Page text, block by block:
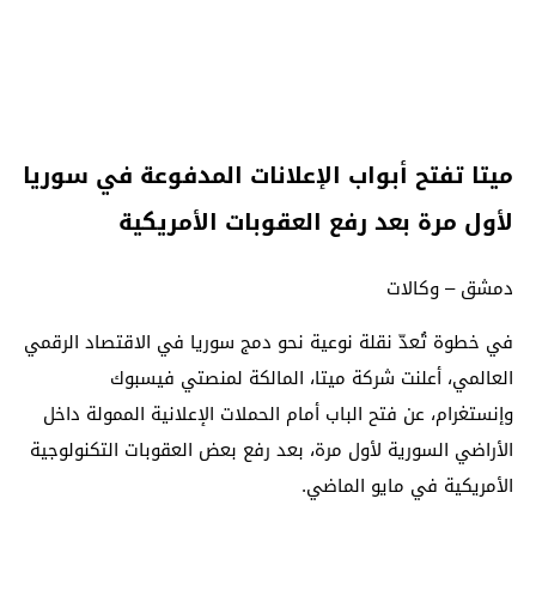
ميتا تفتح أبواب الإعلانات المدفوعة في سوريا
لأول مرة بعد رفع العقوبات الأمريكية
دمشق – وكالات
في خطوة تُعدّ نقلة نوعية نحو دمج سوريا في الاقتصاد الرقمي
العالمي، أعلنت شركة ميتا، المالكة لمنصتي فيسبوك
وإنستغرام، عن فتح الباب أمام الحملات الإعلانية الممولة داخل
الأراضي السورية لأول مرة، بعد رفع بعض العقوبات التكنولوجية
الأمريكية في مايو الماضي.